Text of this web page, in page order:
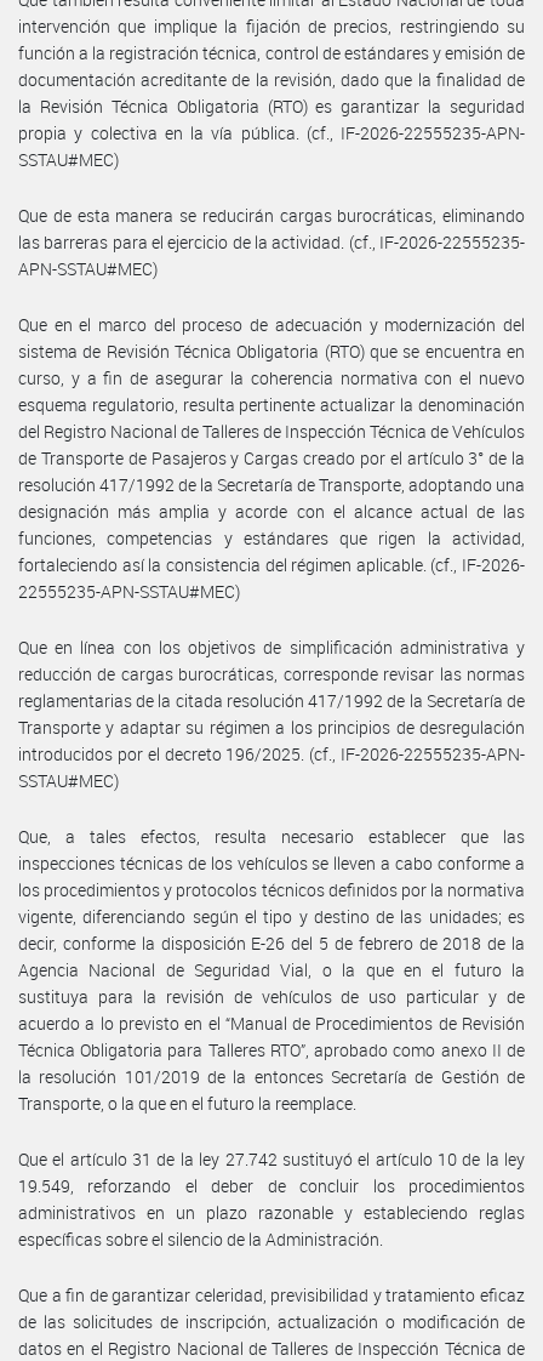
intervención que implique la fijación de precios, restringiendo su
función a la registración técnica, control de estándares y emisión de
documentación acreditante de la revisión, dado que la finalidad de
la Revisión Técnica Obligatoria (RTO) es garantizar la seguridad
propia y colectiva en la vía pública. (cf., IF-2026-22555235-APN-
SSTAU#MEC)
Que de esta manera se reducirán cargas burocráticas, eliminando
las barreras para el ejercicio de la actividad. (cf., IF-2026-22555235-
APN-SSTAU#MEC)
Que en el marco del proceso de adecuación y modernización del
sistema de Revisión Técnica Obligatoria (RTO) que se encuentra en
curso, y a fin de asegurar la coherencia normativa con el nuevo
esquema regulatorio, resulta pertinente actualizar la denominación
del Registro Nacional de Talleres de Inspección Técnica de Vehículos
de Transporte de Pasajeros y Cargas creado por el artículo 3° de la
resolución 417/1992 de la Secretaría de Transporte, adoptando una
designación más amplia y acorde con el alcance actual de las
funciones, competencias y estándares que rigen la actividad,
fortaleciendo así la consistencia del régimen aplicable. (cf., IF-2026-
22555235-APN-SSTAU#MEC)
Que en línea con los objetivos de simplificación administrativa y
reducción de cargas burocráticas, corresponde revisar las normas
reglamentarias de la citada resolución 417/1992 de la Secretaría de
Transporte y adaptar su régimen a los principios de desregulación
introducidos por el decreto 196/2025. (cf., IF-2026-22555235-APN-
SSTAU#MEC)
Que, a tales efectos, resulta necesario establecer que las
inspecciones técnicas de los vehículos se lleven a cabo conforme a
los procedimientos y protocolos técnicos definidos por la normativa
vigente, diferenciando según el tipo y destino de las unidades; es
decir, conforme la disposición E-26 del 5 de febrero de 2018 de la
Agencia Nacional de Seguridad Vial, o la que en el futuro la
sustituya para la revisión de vehículos de uso particular y de
acuerdo a lo previsto en el “Manual de Procedimientos de Revisión
Técnica Obligatoria para Talleres RTO”, aprobado como anexo II de
la resolución 101/2019 de la entonces Secretaría de Gestión de
Transporte, o la que en el futuro la reemplace.
Que el artículo 31 de la ley 27.742 sustituyó el artículo 10 de la ley
19.549, reforzando el deber de concluir los procedimientos
administrativos en un plazo razonable y estableciendo reglas
específicas sobre el silencio de la Administración.
Que a fin de garantizar celeridad, previsibilidad y tratamiento eficaz
de las solicitudes de inscripción, actualización o modificación de
datos en el Registro Nacional de Talleres de Inspección Técnica de